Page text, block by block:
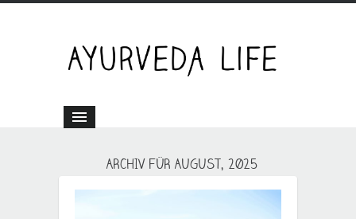
ARCHIV FÜR AUGUST, 2025